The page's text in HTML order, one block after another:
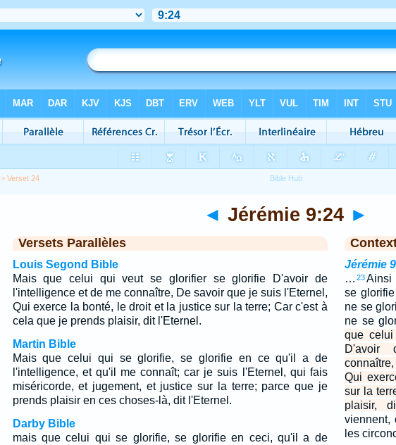
> Verset 24
◄ Jérémie 9:24 ►
Versets Parallèles
Louis Segond Bible
Mais que celui qui veut se glorifier se glorifie D'avoir de
l'intelligence et de me connaître, De savoir que je suis l'Eternel,
Qui exerce la bonté, le droit et la justice sur la terre; Car c'est à
cela que je prends plaisir, dit l'Eternel.
Martin Bible
Mais que celui qui se glorifie, se glorifie en ce qu'il a de
l'intelligence, et qu'il me connaît; car je suis l'Eternel, qui fais
miséricorde, et jugement, et justice sur la terre; parce que je
prends plaisir en ces choses-là, dit l'Eternel.
Darby Bible
mais que celui qui se glorifie, se glorifie en ceci, qu'il a de
Jérémie 9
… 23Ainsi
se
ne se
ne se
que
D'avoir
Qui
sur la
plaisir,
viennent,
les